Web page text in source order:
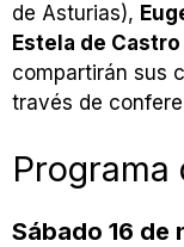
de Asturias),
Estela de Castro
compartirán sus
través de
Programa
Sábado 16 de